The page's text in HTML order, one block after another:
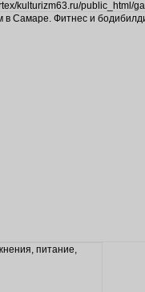
kulturizm63.ru/public_html/